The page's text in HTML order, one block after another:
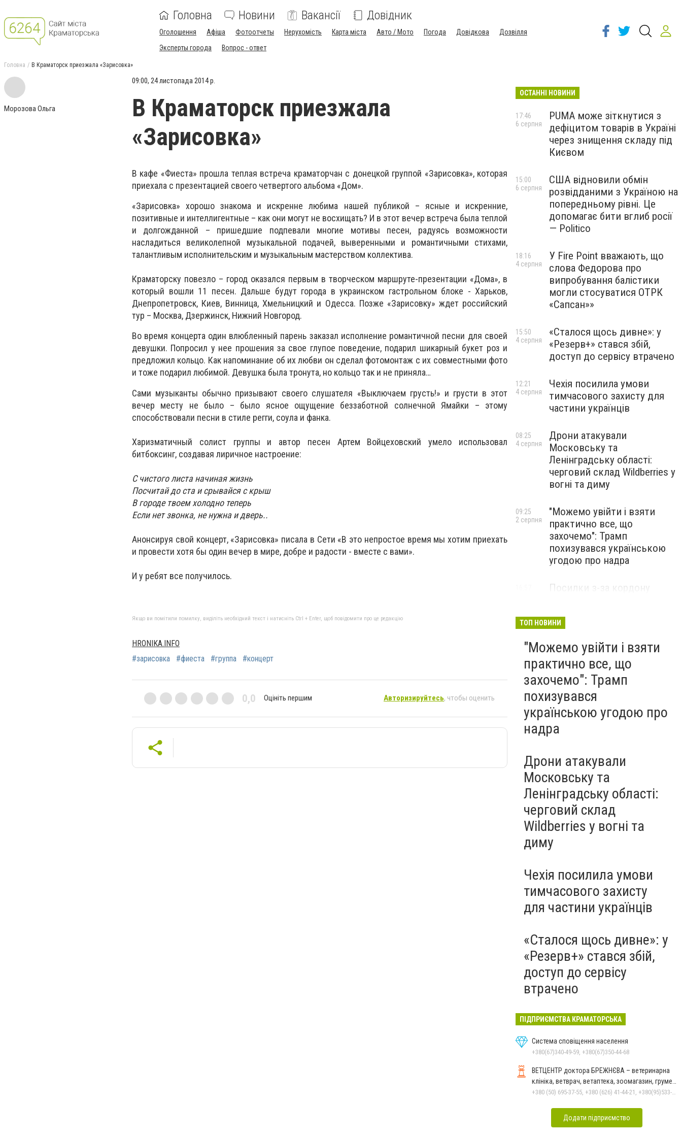
Головна Новини Вакансії Довідник
Оголошення Афіша Фотоотчеты Нерухомість Карта міста Авто / Мото Погода Довідкова
Дозвілля
Эксперты города
Вопрос - ответ
Головна В Краматорск приезжала «Зарисовка»
Морозова Ольга
09:00, 24 листопада 2014 р.
В Краматорск приезжала
«Зарисовка»
В кафе «Фиеста» прошла теплая встреча краматорчан с донецкой группой «Зарисовка», которая
приехала с презентацией своего четвертого альбома «Дом».
«Зарисовка» хорошо знакома и искренне любима нашей публикой – ясные и искренние,
позитивные и интеллигентные – как они могут не восхищать? И в этот вечер встреча была теплой
и долгожданной – пришедшие подпевали многие мотивы песен, радуясь возможности
насладиться великолепной музыкальной подачей, выверенными и романтичными стихами,
талантливым исполнительским и музыкальным мастерством коллектива.
Краматорску повезло – город оказался первым в творческом маршруте-презентации «Дома», в
который вошли 11 песен. Дальше будут города в украинском гастрольном блоке - Харьков,
Днепропетровск, Киев, Винница, Хмельницкий и Одесса. Позже «Зарисовку» ждет российский
тур – Москва, Дзержинск, Нижний Новгород.
Во время концерта один влюбленный парень заказал исполнение романтичной песни для своей
девушки. Попросил у нее прошения за свое глупое поведение, подарил шикарный букет роз и
предложил кольцо. Как напоминание об их любви он сделал фотомонтаж с их совместными фото
и тоже подарил любимой. Девушка была тронута, но кольцо так и не приняла…
Сами музыканты обычно призывают своего слушателя «Выключаем грусть!» и грусти в этот
вечер месту не было – было ясное ощущение беззаботной солнечной Ямайки – этому
способствовали песни в стиле регги, соула и фанка.
Харизматичный солист группы и автор песен Артем Войцеховский умело использовал
битбоксинг, создавая лиричное настроение:
С чистого листа начиная жизнь
Посчитай до ста и срывайся с крыш
В городе твоем холодно теперь
Если нет звонка, не нужна и дверь..
Анонсируя свой концерт, «Зарисовка» писала в Сети «В это непростое время мы хотим приехать
и провести хотя бы один вечер в мире, добре и радости - вместе с вами».
И у ребят все получилось.
Якщо ви помітили помилку, виділіть необхідний текст і натисніть Ctrl + Enter, щоб повідомити про це редакцію
HRONIKA.INFO
#зарисовка
#фиеста #группа #концерт
0,0 Оцініть першим Авторизируйтесь, чтобы оценить
ОСТАННІ НОВИНИ
PUMA може зіткнутися з
дефіцитом товарів в Україні
через знищення складу під
Києвом
17:46
6 серпня
США відновили обмін
розвідданими з Україною на
попередньому рівні. Це
допомагає бити вглиб росії
— Politico
15:00
6 серпня
У Fire Point вважають, що
слова Федорова про
випробування балістики
могли стосуватися ОТРК
«Сапсан»»
18:16
4 серпня
«Сталося щось дивне»: у
«Резерв+» стався збій,
доступ до сервісу втрачено
15:50
4 серпня
Чехія посилила умови
тимчасового захисту для
частини українців
12:21
4 серпня
Дрони атакували
Московську та
Ленінградську області:
черговий склад Wildberries у
вогні та диму
08:25
4 серпня
"Можемо увійти і взяти
практично все, що
захочемо": Трамп
похизувався українською
угодою про надра
09:25
2 серпня
Посилки з-за кордону
правила
ТОП НОВИНИ
"Можемо увійти і взяти
практично все, що
захочемо": Трамп
похизувався
українською угодою про
надра
Дрони атакували
Московську та
Ленінградську області:
черговий склад
Wildberries у вогні та
диму
Чехія посилила умови
тимчасового захисту
для частини українців
«Сталося щось дивне»: у
«Резерв+» стався збій,
доступ до сервісу
втрачено
ПІДПРИЄМСТВА КРАМАТОРСЬКА
Система сповіщення населення
+380(67)340-49-59, +380(67)350-44-68
ВЕТЦЕНТР доктора БРЕЖНЄВА – ветеринарна
клініка, ветврач, ветаптека, зоомагазин, грумер,
стрижки.
+380 (50) 695-37-55, +380 (626) 41-44-21, +380(95)533-90-03
Додати підприємство